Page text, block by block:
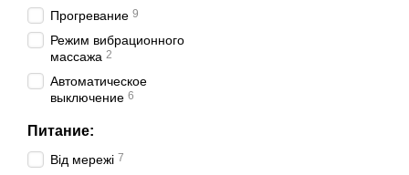
Прогревание 9
Режим вибрационного
массажа 2
Автоматическое
выключение 6
Питание:
Від мережі 7